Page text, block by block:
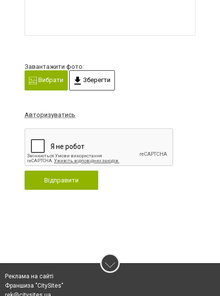
Завантажити фото:
Вибрати
Зберегти
Авторизуватись
Відправити
Реклама на сайті
Франшиза "CitySites"